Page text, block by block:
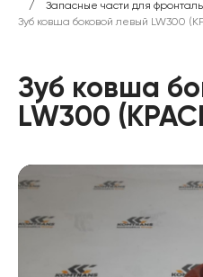
/ Запасные части для
Зуб ковша боковой левый LW300
Зуб ковша
LW300